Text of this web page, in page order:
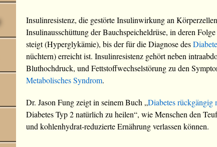
Insulinresistenz, die gestörte Insulinwirkung an
Insulinausschüttung der Bauchspeicheldrüse, in deren
steigt (Hyperglykämie), bis der für die Diagnose des
nüchtern) erreicht ist. Insulinresistenz gehört neben
Bluthochdruck, und Fettstoffwechselstörung zu den
Metabolisches Syndrom.
Dr. Jason Fung zeigt in seinem Buch „Diabetes rückgängig
Diabetes Typ 2 natürlich zu heilen“, wie Menschen den
und kohlenhydrat-reduzierte Ernährung verlassen können.